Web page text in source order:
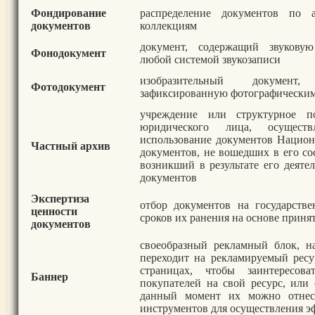
Фондирование
документов
распределение документов
коллекциям
Фонодокумент
документ, содержащий
любой системой звукозаписи
Фотодокумент
изобразительный
зафиксированную
Частный архив
учреждение или структурное
юридического лица,
использование документов
документов, не вошедших в его
возникший в результате его
документов
Экспертиза
ценности
документов
отбор документов на
сроков их ранения на основе
Баннер
своеобразный рекламный блок,
переходит на рекламируемый
страницах, чтобы
покупателей на свой ресурс,
данный момент их можно
инструментов для осуществления